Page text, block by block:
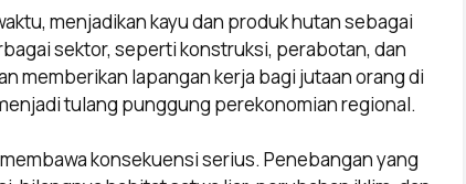
menjadikan kayu dan produk hutan sebagai
sektor, seperti konstruksi, perabotan, dan
memberikan lapangan kerja bagi jutaan orang di
tulang punggung perekonomian regional.
konsekuensi serius. Penebangan yang